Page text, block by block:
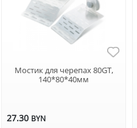
Мостик для черепах 80GT,
140*80*40мм
27.30 BYN